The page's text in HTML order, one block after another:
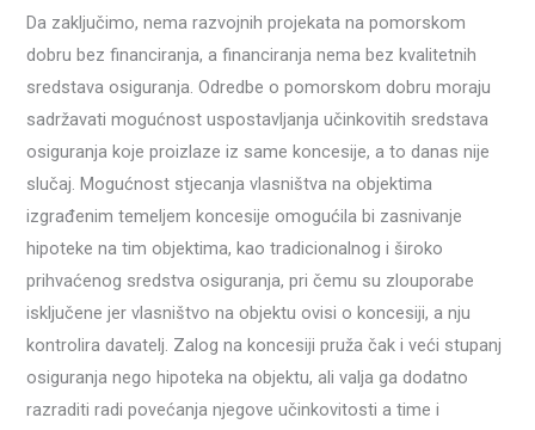
Da zaključimo, nema razvojnih projekata na pomorskom
dobru bez financiranja, a financiranja nema bez kvalitetnih
sredstava osiguranja. Odredbe o pomorskom dobru moraju
sadržavati mogućnost uspostavljanja učinkovitih sredstava
osiguranja koje proizlaze iz same koncesije, a to danas nije
slučaj. Mogućnost stjecanja vlasništva na objektima
izgrađenim temeljem koncesije omogućila bi zasnivanje
hipoteke na tim objektima, kao tradicionalnog i široko
prihvaćenog sredstva osiguranja, pri čemu su zlouporabe
isključene jer vlasništvo na objektu ovisi o koncesiji, a nju
kontrolira davatelj. Zalog na koncesiji pruža čak i veći stupanj
osiguranja nego hipoteka na objektu, ali valja ga dodatno
razraditi radi povećanja njegove učinkovitosti a time i